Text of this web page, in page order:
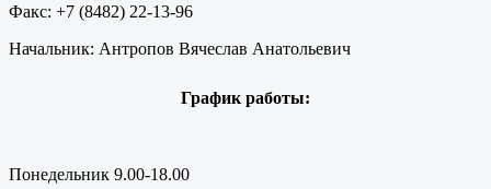
Факс: +7 (8482) 22-13-96
Начальник: Антропов Вячеслав Анатольевич
График работы:
Понедельник 9.00-18.00